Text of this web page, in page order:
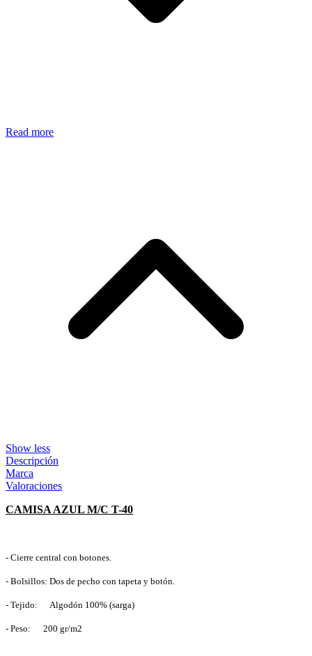
Read more
Show less
Descripción
Marca
Valoraciones
CAMISA AZUL M/C T-40
- Cierre central con botones.
- Bolsillos: Dos de pecho con tapeta y botón.
- Tejido: Algodón 100% (sarga)
- Peso: 200 gr/m2